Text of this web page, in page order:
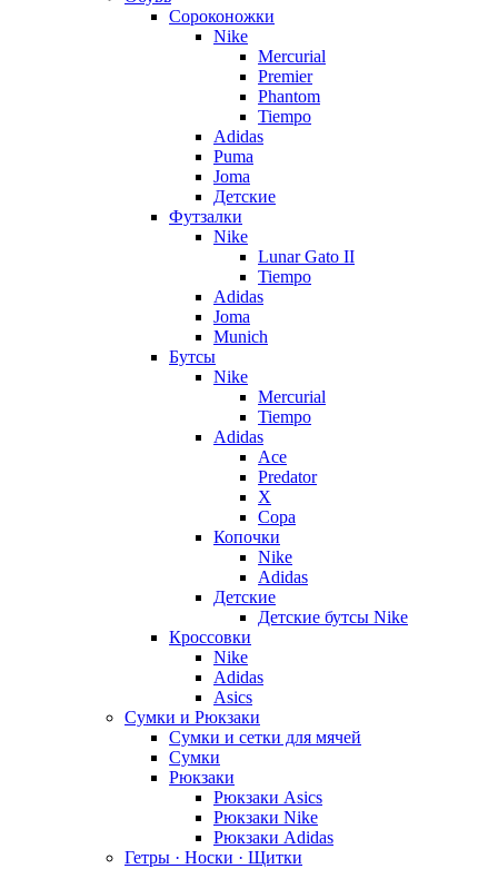
Сороконожки
Nike
Mercurial
Premier
Phantom
Tiempo
Adidas
Puma
Joma
Детские
Футзалки
Nike
Lunar Gato II
Tiempo
Adidas
Joma
Munich
Бутсы
Nike
Mercurial
Tiempo
Adidas
Ace
Predator
X
Copa
Копочки
Nike
Adidas
Детские
Детские бутсы Nike
Кроссовки
Nike
Adidas
Asics
Сумки и Рюкзаки
Сумки и сетки для мячей
Сумки
Рюкзаки
Рюкзаки Asics
Рюкзаки Nike
Рюкзаки Adidas
Гетры · Носки · Щитки